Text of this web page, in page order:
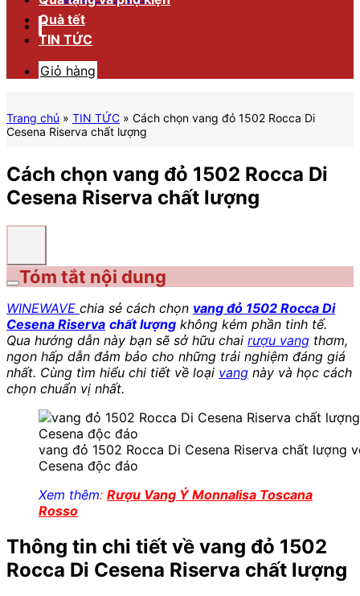
Quà tết
TIN TỨC
Giỏ hàng
Trang chủ » TIN TỨC » Cách chọn vang đỏ 1502 Rocca Di
Cesena Riserva chất lượng
Cách chọn vang đỏ 1502 Rocca Di
Cesena Riserva chất lượng
Tóm tắt nội dung
WINEWAVE chia sẻ cách chọn vang đỏ 1502 Rocca Di
Cesena Riserva chất lượng không kém phần tinh tế.
Qua hướng dẫn này bạn sẽ sở hữu chai rượu vang thơm,
ngon hấp dẫn đảm bảo cho những trải nghiệm đáng giá
nhất. Cùng tìm hiểu chi tiết về loại vang này và học cách
chọn chuẩn vị nhất.
vang đỏ 1502 Rocca Di Cesena Riserva chất lượng
Cesena độc đáo
Xem thêm: Rượu Vang Ý Monnalisa Toscana
Rosso
Thông tin chi tiết về vang đỏ 1502
Rocca Di Cesena Riserva chất lượng